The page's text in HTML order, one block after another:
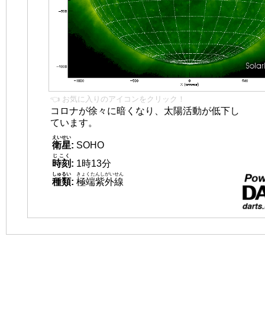
👈 お気に入りのアイコンをクリック！
コロナが徐々に暗くなり、太陽活動が低下し
ています。
衛星
えいせい
: SOHO
時刻
じこく
: 1時13分
種類
しゅるい
: 極端紫外線
きょくたんしがいせん